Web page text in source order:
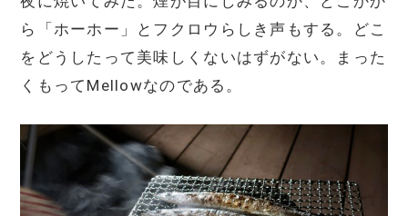
ら「ホーホー」とフクロウらしき声もする。どこ
をどうしたって美味しくないはずがない。まった
くもってMellowなのである。